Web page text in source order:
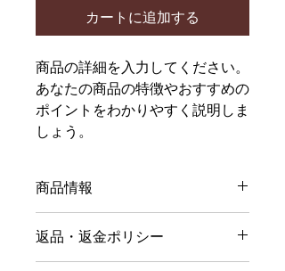
カートに追加する
商品の詳細を入力してください。
あなたの商品の特徴やおすすめの
ポイントをわかりやすく説明しま
しょう。
商品情報
ズ、素材、取扱説明に加え、商品の特
徴やおすすめのポイントなどを説明し
返品・返金ポリシー